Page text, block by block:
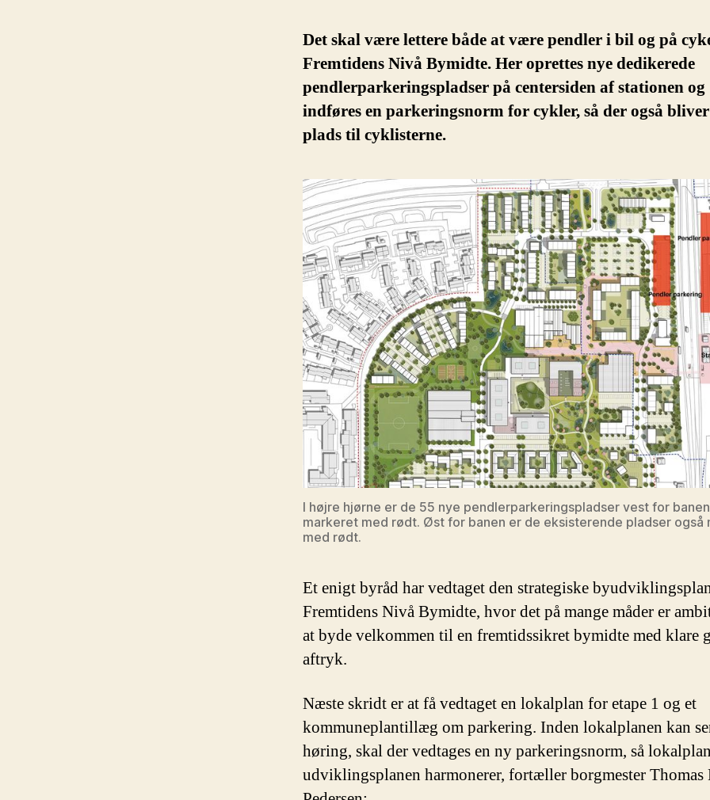
Det skal være lettere både at være pendler i bil og på
Fremtidens Nivå Bymidte. Her oprettes nye dedikerede
pendlerparkeringspladser på centersiden af stationen og
indføres en parkeringsnorm for cykler, så der også
plads til cyklisterne.
I højre hjørne er de 55 nye pendlerparkeringspladser vest for banen
markeret med rødt. Øst for banen er de eksisterende pladser også
med rødt.
Et enigt byråd har vedtaget den strategiske
Fremtidens Nivå Bymidte, hvor det på mange måder er
at byde velkommen til en fremtidssikret bymidte med klare
aftryk.
Næste skridt er at få vedtaget en lokalplan for etape 1 og et
kommuneplantillæg om parkering. Inden lokalplanen kan
høring, skal der vedtages en ny parkeringsnorm, så
udviklingsplanen harmonerer, fortæller borgmester